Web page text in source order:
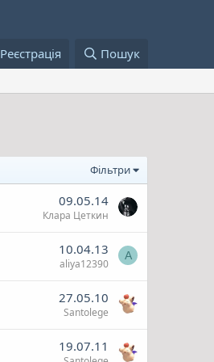
Реєстрація Пошук
Фільтри
09.05.14
Клара Цеткин
10.04.13
aliya12390
A
27.05.10
Santolege
19.07.11